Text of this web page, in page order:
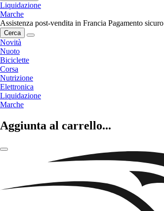
Liquidazione
Marche
Assistenza post-vendita in Francia Pagamento sicuro
Cerca
Novità
Nuoto
Biciclette
Corsa
Nutrizione
Elettronica
Liquidazione
Marche
Aggiunta al carrello...